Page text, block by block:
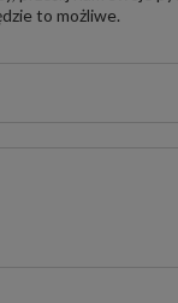
to możliwe.